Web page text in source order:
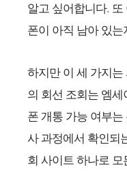
알고 싶어합니다.
폰이 아직 남아 있
하지만 이 세 가지는
의 회선 조회는 엠
폰 개통 가능 여부
사 과정에서 확인되
회 사이트 하나로 모